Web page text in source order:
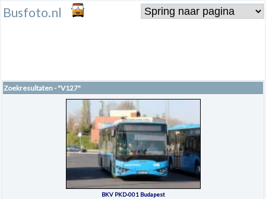
Busfoto.nl
Zoekresultaten - "V127"
BKV PKD-001 Budapest